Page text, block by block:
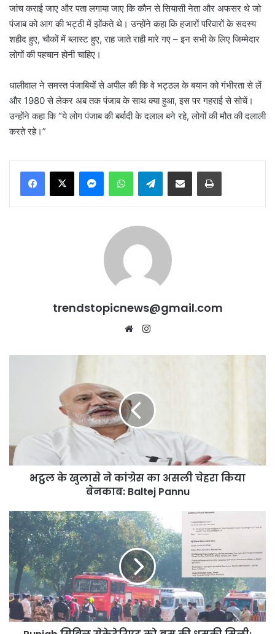
जांच कराई जाए और पता लगाया जाए कि कौन से सियासी नेता और अफसर थे जो
पंजाब को आग की भट्ठी में झोंकते थे। उन्होंने कहा कि हजारों परिवारों के सदस्य
शहीद हुए, चौकों में ब्लास्ट हुए, राह जाते राही मारे गए – इन सभी के लिए जिम्मेदार
लोगों की पहचान होनी चाहिए।
धालीवाल ने समस्त पंजाबियों से अपील की कि वे भट्ठल के बयान को गंभीरता से लें
और 1980 से लेकर अब तक पंजाब के साथ क्या हुआ, इस पर गहराई से सोचें।
उन्होंने कहा कि “ये लोग पंजाब की बर्बादी के दलाल बने रहे, लोगों की मौत की दलाली
करते रहे।”
MessengerWhatsAppTelegramShare via Email Print
trendstopicnews@gmail.com
Website
चेहरा
किया
बेनकाब:भट्ठल के खुलासे ने कांग्रेस का असली चेहरा किया
बेनकाब: Baltej Pannu
Punjab
सिविल
सेक्रेटेरिएट
को
बम
की
धमकी
मिली;
बम